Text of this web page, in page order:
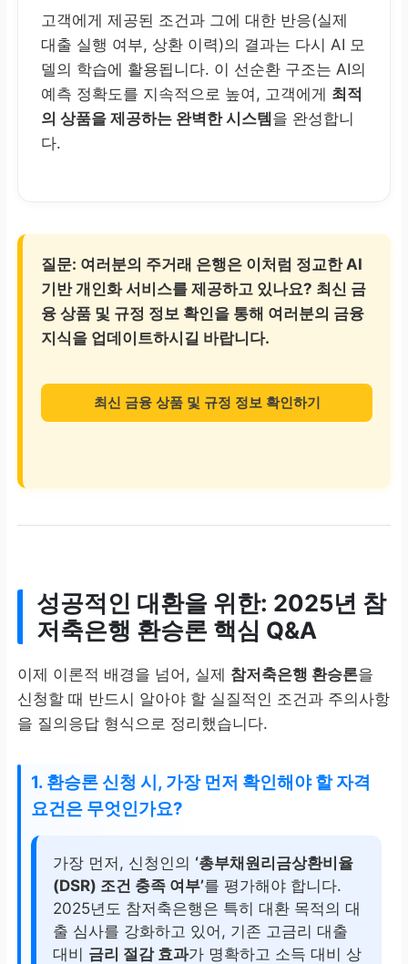
고객에게 제공된 조건과 그에 대한 반응(실제
대출 실행 여부, 상환 이력)의 결과는 다시 AI 모
델의 학습에 활용됩니다. 이 선순환 구조는 AI의
예측 정확도를 지속적으로 높여, 고객에게 최적
의 상품을 제공하는 완벽한 시스템을 완성합니
다.
질문: 여러분의 주거래 은행은 이처럼 정교한 AI
기반 개인화 서비스를 제공하고 있나요? 최신 금
융 상품 및 규정 정보 확인을 통해 여러분의 금융
지식을 업데이트하시길 바랍니다.
최신 금융 상품 및 규정 정보 확인하기
성공적인 대환을 위한: 2025년 참
저축은행 환승론 핵심 Q&A
이제 이론적 배경을 넘어, 실제 참저축은행 환승론을
신청할 때 반드시 알아야 할 실질적인 조건과 주의사항
을 질의응답 형식으로 정리했습니다.
1. 환승론 신청 시, 가장 먼저 확인해야 할 자격
요건은 무엇인가요?
가장 먼저, 신청인의 ‘총부채원리금상환비율
(DSR) 조건 충족 여부’를 평가해야 합니다.
2025년도 참저축은행은 특히 대환 목적의 대
출 심사를 강화하고 있어, 기존 고금리 대출
대비 금리 절감 효과가 명확하고 소득 대비 상